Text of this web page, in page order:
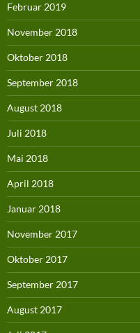
Februar 2019
November 2018
Oktober 2018
September 2018
August 2018
Juli 2018
Mai 2018
April 2018
Januar 2018
November 2017
Oktober 2017
September 2017
August 2017